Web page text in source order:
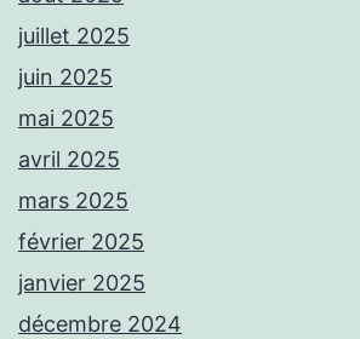
juillet 2025
juin 2025
mai 2025
avril 2025
mars 2025
février 2025
janvier 2025
décembre 2024